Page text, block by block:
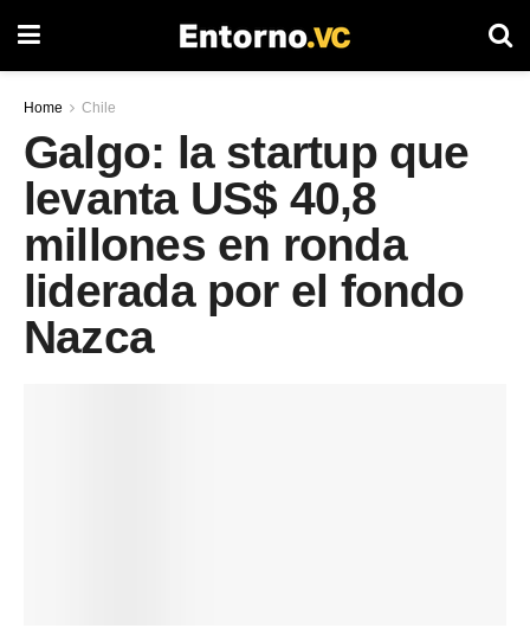
Home Chile
Galgo: la startup que
levanta US$ 40,8
millones en ronda
liderada por el fondo
Nazca